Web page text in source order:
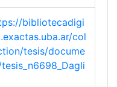
bibliotecadigi
col
tesis/docume